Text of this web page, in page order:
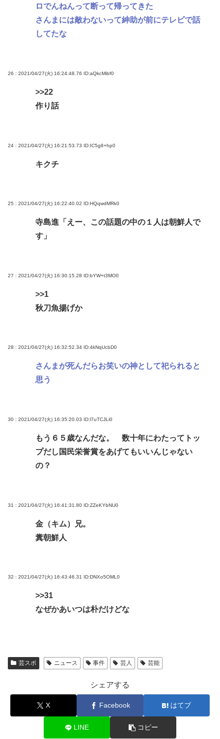
ロでんねんって断って帰ってきた
さんまには敵わないって紳助が前にテレビで話
してたな
26 : 2021/04/27(火) 16:24:48.76 ID:aQkcMibf0
>>22
作り話
24 : 2021/04/27(火) 16:21:53.73 ID:IC5g8+hp0
キクチ
25 : 2021/04/27(火) 16:22:40.02 ID:HQqwdMRk0
寺島進「えー、この話題の中の１人は朝鮮人で
す」
27 : 2021/04/27(火) 16:30:15.28 ID:bYW+t3MO0
>>1
秋刀魚揚げか
28 : 2021/04/27(火) 16:32:52.34 ID:4kNqUcbD0
さんまが死んだらお笑いの神として祀られると
思う
30 : 2021/04/27(火) 16:35:20.03 ID:l7uTCJLi0
もう６５歳なんだな。 数十年にわたってトッ
プだし国民栄誉賞をあげてもいいんじゃない
の？
31 : 2021/04/27(火) 16:41:31.80 ID:ZZeKYbNU0
金（キム）兄。
糞朝鮮人
32 : 2021/04/27(火) 16:43:46.31 ID:DNXo5OML0
>>31
なぜかあいつは朴だけどな
芸スポ ニュース 事件 芸人 芸能
シェアする
X Facebook はてブ
LINE コピー